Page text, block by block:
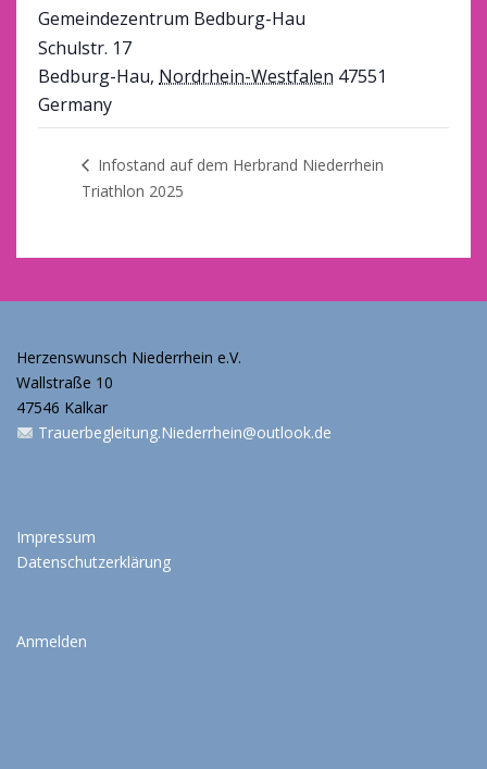
Gemeindezentrum Bedburg-Hau
Schulstr. 17
Bedburg-Hau, Nordrhein-Westfalen 47551
Germany
Infostand auf dem Herbrand Niederrhein
Triathlon 2025
Herzenswunsch Niederrhein e.V.
Wallstraße 10
47546 Kalkar
Trauerbegleitung.Niederrhein@outlook.de
Impressum
Datenschutzerklärung
Anmelden